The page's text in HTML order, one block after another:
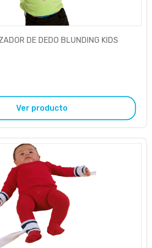
DE DEDO BLUNDING KIDS
Ver producto